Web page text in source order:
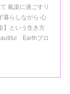
氣楽に過ごすリ
暮らしながら 心
】という生き方
Earthプロ